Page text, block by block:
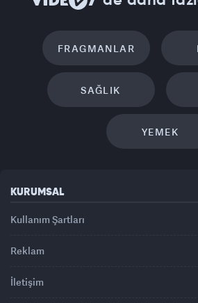
FRAGMANLAR
SAĞLIK
YEMEK
KURUMSAL
Kullanım Şartları
Reklam
İletişim